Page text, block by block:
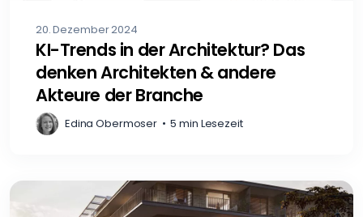
20. Dezember 2024
KI-Trends in der Architektur? Das
denken Architekten & andere
Akteure der Branche
Edina Obermoser • 5 min Lesezeit